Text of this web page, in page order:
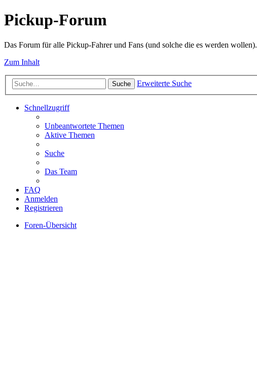
Pickup-Forum
Das Forum für alle Pickup-Fahrer und Fans (und solche die es werden wollen).
Zum Inhalt
Suche Erweiterte Suche
Schnellzugriff
Unbeantwortete Themen
Aktive Themen
Suche
Das Team
FAQ
Anmelden
Registrieren
Foren-Übersicht